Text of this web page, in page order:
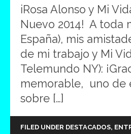
iRosa Alonso y Mi
Nuevo 2014! A toda
España), mis
de mi trabajo y Mi
Telemundo NY):
memorable, uno de
sobre […]
FILED UNDER DESTACADOS,